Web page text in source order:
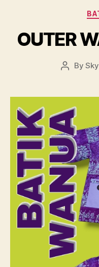
OUTER
PostBySky